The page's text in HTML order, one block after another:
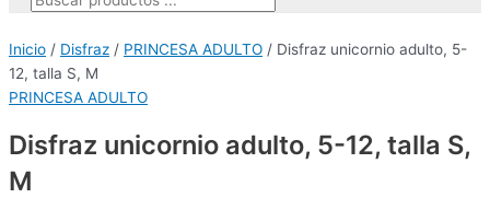
Inicio / Disfraz / PRINCESA ADULTO / Disfraz unicornio adulto, 5-
12, talla S, M
PRINCESA ADULTO
Disfraz unicornio adulto, 5-12, talla S,
M